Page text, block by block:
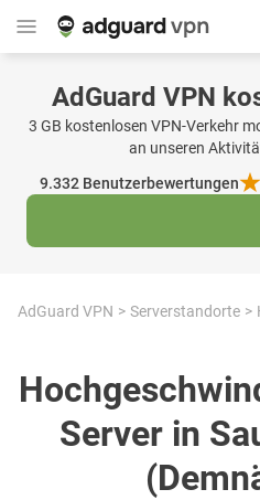
AdGuard VPN
3 GB kostenlosen VPN-Verkehr
an unseren
9.332 Benutzerbewertungen
AdGuard VPN Serverstandorte
Server in